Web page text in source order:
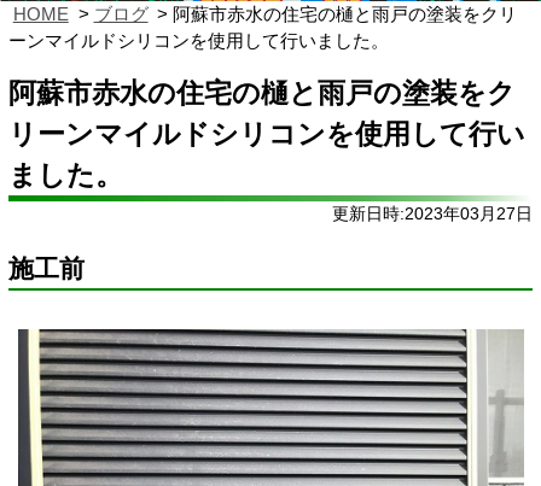
HOME ブログ
阿蘇市赤水の住宅の樋と雨戸の塗装をクリ
ーンマイルドシリコンを使用して行いました。
阿蘇市赤水の住宅の樋と雨戸の塗装をク
リーンマイルドシリコンを使用して行い
ました。
更新日時:2023年03月27日
施工前